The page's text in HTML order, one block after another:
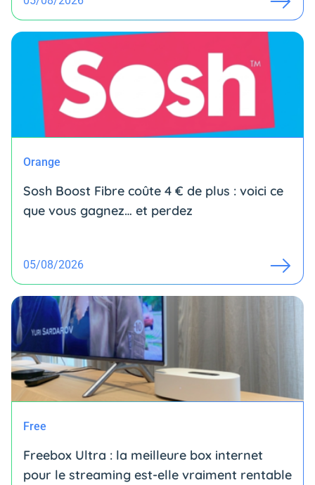
Orange
Sosh Boost Fibre coûte 4 € de plus : voici ce
que vous gagnez… et perdez
05/08/2026
Free
Freebox Ultra : la meilleure box internet
pour le streaming est-elle vraiment rentable